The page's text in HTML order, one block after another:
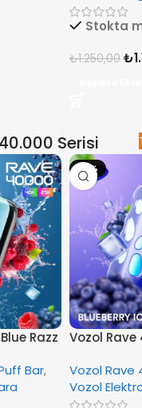
Stokta
₺1.250,00 ₺
Serisi
Razz
Bar,
-16%
Vozol
Vozol Rave
Vozol